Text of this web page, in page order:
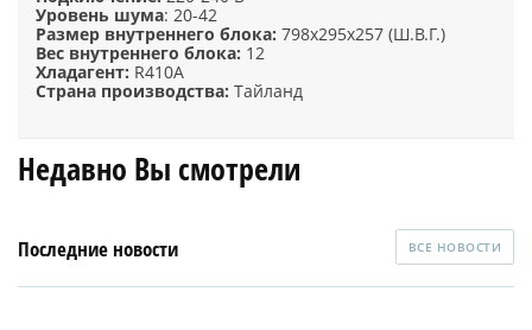
Уровень шума: 20-42
Размер внутреннего блока: 798х295х257 (Ш.В.Г.)
Вес внутреннего блока: 12
Хладагент: R410A
Страна производства: Тайланд
Недавно Вы смотрели
Последние новости ВСЕ НОВОСТИ